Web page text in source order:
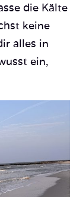
die Kälte
keine
alles in
ein,